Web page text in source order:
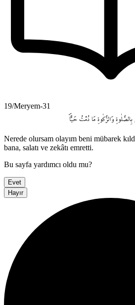
19/Meryem-31
بِالصَّلٰوةِ وَالزَّكٰوةِ مَا دُمْتُ حَياًّۖ
Nerede olursam olayım beni mübarek
bana, salatı ve zekâtı emretti.
Bu sayfa yardımcı oldu mu?
Evet
Hayır